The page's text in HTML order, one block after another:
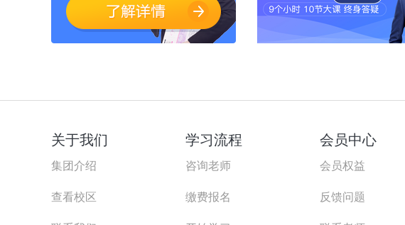
关于我们
集团介绍
查看校区
学习流程
咨询老师
缴费报名
会员中心
会员权益
反馈问题